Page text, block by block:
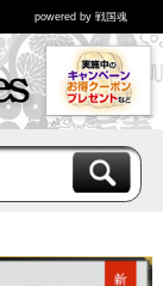
powered by 戦国魂